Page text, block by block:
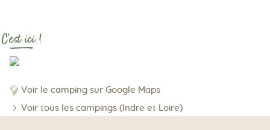
C'est ici !
Voir le camping sur Google Maps
Voir tous les campings (Indre et Loire)